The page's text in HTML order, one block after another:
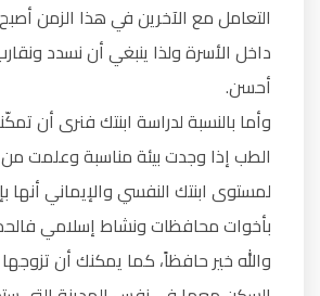
التعامل مع الآخرين في هذا الزمن
داخل الأسرة ولذا ينبغي أن نسدد
أحسن.
وأما بالنسبة لدراسة ابنتك فنرى أن
الطب إذا وجدت بيئة مناسبة وعلمت
لمستوى ابنتك النفسي والإيماني أنها
بأخوات محافظات ونشاط إسلامي
والله خير حافظاً، كما يمكنك أن